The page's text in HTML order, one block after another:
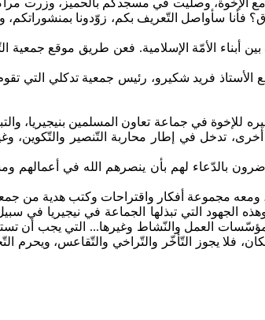
فأنا سأواصل التّعريف بكم، زوّدونا
أبناء الأمّة الإسلامية. فعن طريق موقع
فريد شكيرو، رئيس جمعية تدكلي التي
للإخوة في جماعة تعاون المسلمين
تدخل في إطار محاربة التّنصير والتّكوين،
بالدّعاء لهم بأن ينصرهم الله في
ومعه مجموعة أفكار واقتراحات وكتب هدية من
وهذه الجهود التي تبذلها الجماعة في نيجيريا
مؤسّسات العمل والنّشاط وغيرها... التي يجب أن
فلا يجوز التّأخّر والتّراخي والتّقاعس،